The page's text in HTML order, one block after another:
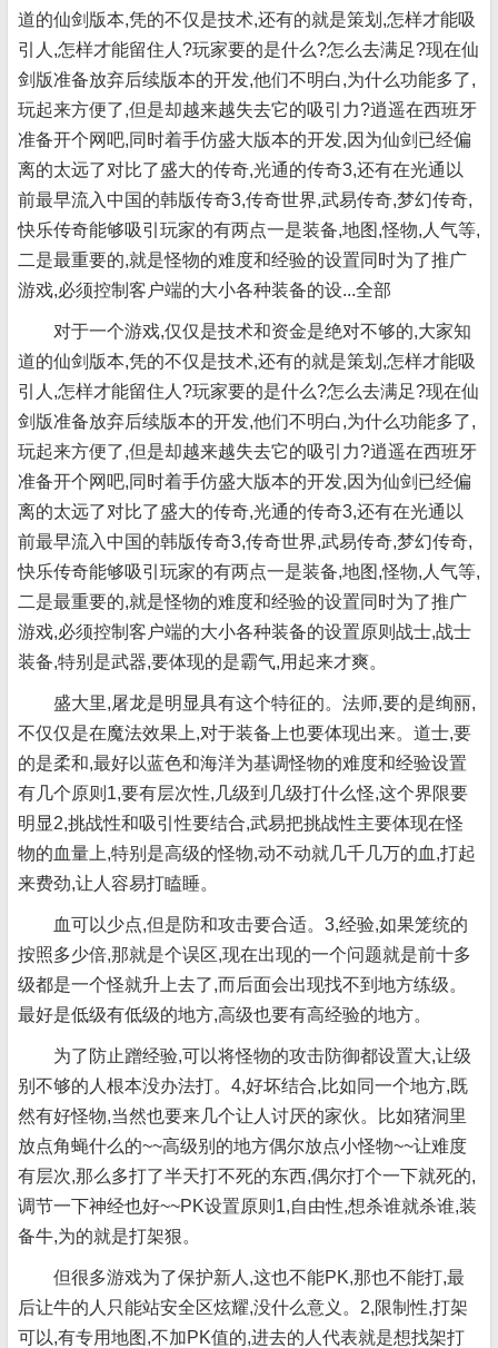
道的仙剑版本,凭的不仅是技术,还有的就是策划,怎样才能吸
引人,怎样才能留住人?玩家要的是什么?怎么去满足?现在仙
剑版准备放弃后续版本的开发,他们不明白,为什么功能多了,
玩起来方便了,但是却越来越失去它的吸引力?逍遥在西班牙
准备开个网吧,同时着手仿盛大版本的开发,因为仙剑已经偏
离的太远了对比了盛大的传奇,光通的传奇3,还有在光通以
前最早流入中国的韩版传奇3,传奇世界,武易传奇,梦幻传奇,
快乐传奇能够吸引玩家的有两点一是装备,地图,怪物,人气等,
二是最重要的,就是怪物的难度和经验的设置同时为了推广
游戏,必须控制客户端的大小各种装备的设...全部
对于一个游戏,仅仅是技术和资金是绝对不够的,大家知
道的仙剑版本,凭的不仅是技术,还有的就是策划,怎样才能吸
引人,怎样才能留住人?玩家要的是什么?怎么去满足?现在仙
剑版准备放弃后续版本的开发,他们不明白,为什么功能多了,
玩起来方便了,但是却越来越失去它的吸引力?逍遥在西班牙
准备开个网吧,同时着手仿盛大版本的开发,因为仙剑已经偏
离的太远了对比了盛大的传奇,光通的传奇3,还有在光通以
前最早流入中国的韩版传奇3,传奇世界,武易传奇,梦幻传奇,
快乐传奇能够吸引玩家的有两点一是装备,地图,怪物,人气等,
二是最重要的,就是怪物的难度和经验的设置同时为了推广
游戏,必须控制客户端的大小各种装备的设置原则战士,战士
装备,特别是武器,要体现的是霸气,用起来才爽。
盛大里,屠龙是明显具有这个特征的。法师,要的是绚丽,
不仅仅是在魔法效果上,对于装备上也要体现出来。道士,要
的是柔和,最好以蓝色和海洋为基调怪物的难度和经验设置
有几个原则1,要有层次性,几级到几级打什么怪,这个界限要
明显2,挑战性和吸引性要结合,武易把挑战性主要体现在怪
物的血量上,特别是高级的怪物,动不动就几千几万的血,打起
来费劲,让人容易打瞌睡。
血可以少点,但是防和攻击要合适。3,经验,如果笼统的
按照多少倍,那就是个误区,现在出现的一个问题就是前十多
级都是一个怪就升上去了,而后面会出现找不到地方练级。
最好是低级有低级的地方,高级也要有高经验的地方。
为了防止蹭经验,可以将怪物的攻击防御都设置大,让级
别不够的人根本没办法打。4,好坏结合,比如同一个地方,既
然有好怪物,当然也要来几个让人讨厌的家伙。比如猪洞里
放点角蝇什么的~~高级别的地方偶尔放点小怪物~~让难度
有层次,那么多打了半天打不死的东西,偶尔打个一下就死的,
调节一下神经也好~~PK设置原则1,自由性,想杀谁就杀谁,装
备牛,为的就是打架狠。
但很多游戏为了保护新人,这也不能PK,那也不能打,最
后让牛的人只能站安全区炫耀,没什么意义。2,限制性,打架
可以,有专用地图,不加PK值的,进去的人代表就是想找架打